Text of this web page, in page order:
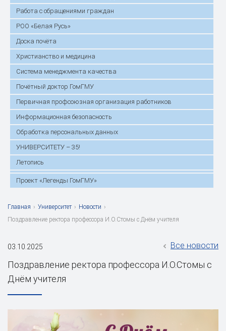
Работа с обращениями граждан
РОО «Белая Русь»
Доска почёта
Христианство и медицина
Система менеджмента качества
Почётный доктор ГомГМУ
Первичная профсоюзная организация работников
Информационная безопасность
Обработка персональных данных
УНИВЕРСИТЕТУ – 35!
Летопись
Проект «Легенды ГомГМУ»
Главная › Университет › Новости ›
Поздравление ректора профессора И.О.Стомы с Днём учителя
03.10.2025 Все новости
Поздравление ректора профессора И.О.Стомы с
Днём учителя